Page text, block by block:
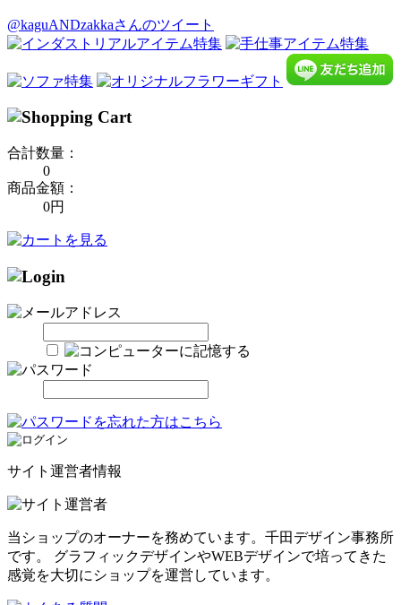
@kaguANDzakkaさんのツイート
合計数量：
0
商品金額：
0円
サイト運営者情報
当ショップのオーナーを務めています。千田デザイン事務所
です。 グラフィックデザインやWEBデザインで培ってきた
感覚を大切にショップを運営しています。